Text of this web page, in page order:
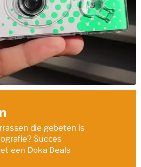
die gebeten is
Succes
een Doka Deals